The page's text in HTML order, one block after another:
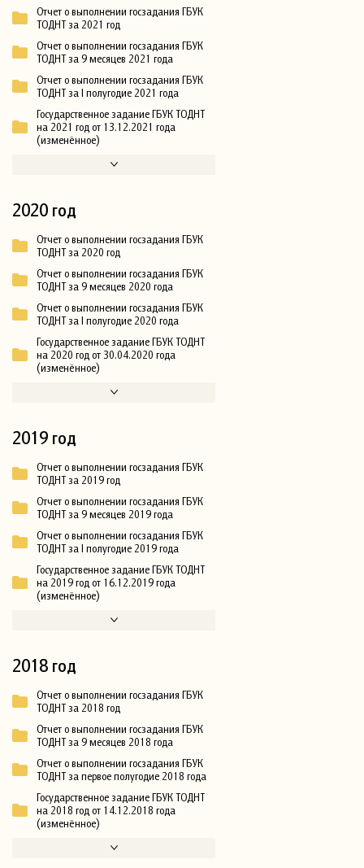
Отчет о выполнении госзадания ГБУК
ТОДНТ за 2021 год
Отчет о выполнении госзадания ГБУК
ТОДНТ за 9 месяцев 2021 года
Отчет о выполнении госзадания ГБУК
ТОДНТ за I полугодие 2021 года
Государственное задание ГБУК ТОДНТ
на 2021 год от 13.12.2021 года
(изменённое)
2020 год
Отчет о выполнении госзадания ГБУК
ТОДНТ за 2020 год
Отчет о выполнении госзадания ГБУК
ТОДНТ за 9 месяцев 2020 года
Отчет о выполнении госзадания ГБУК
ТОДНТ за I полугодие 2020 года
Государственное задание ГБУК ТОДНТ
на 2020 год от 30.04.2020 года
(изменённое)
2019 год
Отчет о выполнении госзадания ГБУК
ТОДНТ за 2019 год
Отчет о выполнении госзадания ГБУК
ТОДНТ за 9 месяцев 2019 года
Отчет о выполнении госзадания ГБУК
ТОДНТ за I полугодие 2019 года
Государственное задание ГБУК ТОДНТ
на 2019 год от 16.12.2019 года
(изменённое)
2018 год
Отчет о выполнении госзадания ГБУК
ТОДНТ за 2018 год
Отчет о выполнении госзадания ГБУК
ТОДНТ за 9 месяцев 2018 года
Отчет о выполнении госзадания ГБУК
ТОДНТ за первое полугодие 2018 года
Государственное задание ГБУК ТОДНТ
на 2018 год от 14.12.2018 года
(изменённое)